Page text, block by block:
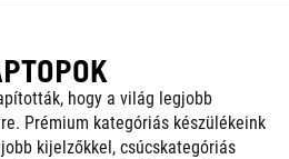
hogy a világ legjobb
Prémium kategóriás készülékeink
kijelzőkkel, csúcskategóriás